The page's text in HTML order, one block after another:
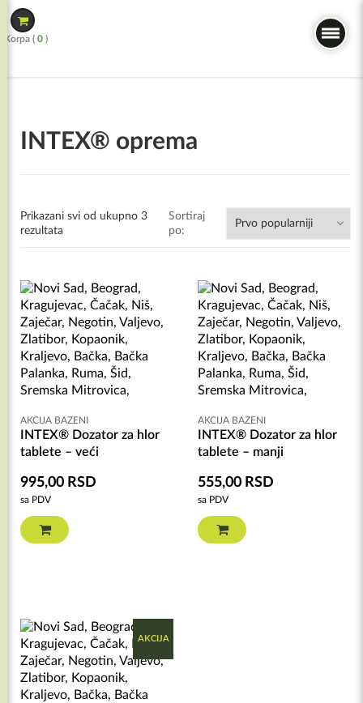
Skip
to
content
Korpa ( 0 )
INTEX® oprema
Prikazani svi od ukupno 3
rezultata
Sortiraj
po:
AKCIJA BAZENI
INTEX® Dozator za hlor
tablete – veći
995,00 RSD
sa PDV
AKCIJA BAZENI
INTEX® Dozator za hlor
tablete – manji
555,00 RSD
sa PDV
AKCIJA